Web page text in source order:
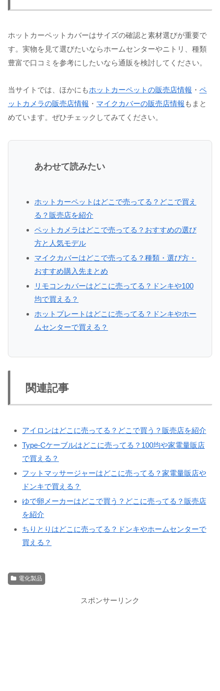
ホットカーペットカバーはサイズの確認と素材選びが重要で
す。実物を見て選びたいならホームセンターやニトリ、種類
豊富で口コミを参考にしたいなら通販を検討してください。
当サイトでは、ほかにもホットカーペットの販売店情報 ・ ペ
ットカメラの販売店情報 ・ マイクカバーの販売店情報 もまと
めています。ぜひチェックしてみてください。
あわせて読みたい
ホットカーペットはどこで売ってる？どこで買え
る？販売店を紹介
ペットカメラはどこで売ってる？おすすめの選び
方と人気モデル
マイクカバーはどこで売ってる？種類・選び方・
おすすめ購入先まとめ
リモコンカバーはどこに売ってる？ドンキや100
均で買える？
ホットプレートはどこに売ってる？ドンキやホー
ムセンターで買える？
関連記事
アイロンはどこに売ってる？どこで買う？販売店を紹介
Type-Cケーブルはどこに売ってる？100均や家電量販店
で買える？
フットマッサージャーはどこに売ってる？家電量販店や
ドンキで買える？
ゆで卵メーカーはどこで買う？どこに売ってる？販売店
を紹介
ちりとりはどこに売ってる？ドンキやホームセンターで
買える？
電化製品
スポンサーリンク